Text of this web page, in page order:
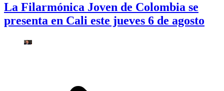
La Filarmónica Joven de Colombia se
presenta en Cali este jueves 6 de agosto